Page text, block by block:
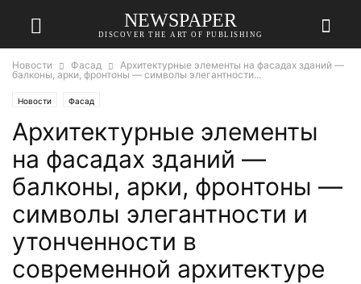
NEWSPAPER
DISCOVER THE ART OF PUBLISHING
Новости Фасад
Архитектурные элементы на фасадах зданий —
балконы, арки, фронтоны — символы элегантности...
Новости Фасад
Архитектурные элементы
на фасадах зданий —
балконы, арки, фронтоны —
символы элегантности и
утонченности в
современной архитектуре